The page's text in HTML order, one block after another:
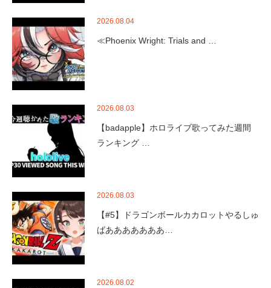
2026.08.04
≪Phoenix Wright: Trials and …
2026.08.03
【badapple】ホロライブ歌ってみた週間
ランキング …
2026.08.03
【#5】ドラゴンボールカカロットやるしゅ
ばあああああああ…
2026.08.02